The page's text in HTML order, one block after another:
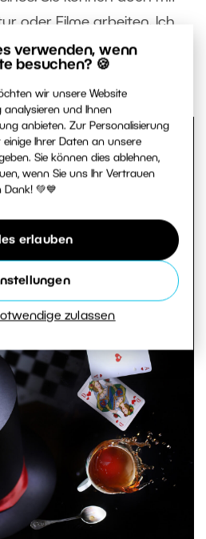
verwenden, wenn
besuchen? 🍪
wir unsere Website
analysieren und Ihnen
anbieten. Zur Personalisierung
Ihrer Daten an unsere
Sie können dies ablehnen,
wenn Sie uns Ihr Vertrauen
Dank! 💚💙
erlauben
zulassen
oder Filme arbeiten. Ich
Wunderland– sie hat
inspiriert.